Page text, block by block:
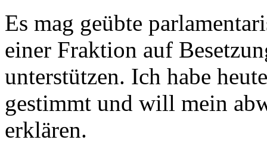
Es mag geübte
einer Fraktion auf
unterstützen. Ich habe
gestimmt und will mein
erklären.